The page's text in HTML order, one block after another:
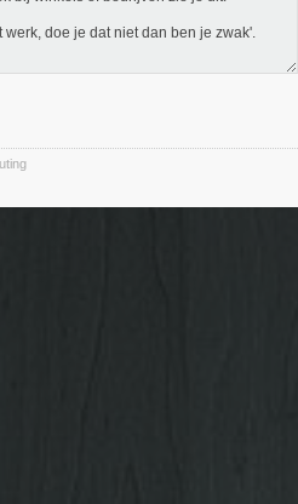
doe je dat niet dan ben je zwak'.